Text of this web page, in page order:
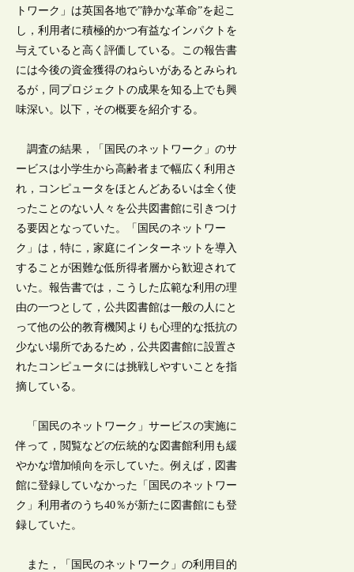
トワーク」は英国各地で”静かな革命”を起こ
し，利用者に積極的かつ有益なインパクトを
与えていると高く評価している。この報告書
には今後の資金獲得のねらいがあるとみられ
るが，同プロジェクトの成果を知る上でも興
味深い。以下，その概要を紹介する。
調査の結果，「国民のネットワーク」のサ
ービスは小学生から高齢者まで幅広く利用さ
れ，コンピュータをほとんどあるいは全く使
ったことのない人々を公共図書館に引きつけ
る要因となっていた。「国民のネットワー
ク」は，特に，家庭にインターネットを導入
することが困難な低所得者層から歓迎されて
いた。報告書では，こうした広範な利用の理
由の一つとして，公共図書館は一般の人にと
って他の公的教育機関よりも心理的な抵抗の
少ない場所であるため，公共図書館に設置さ
れたコンピュータには挑戦しやすいことを指
摘している。
「国民のネットワーク」サービスの実施に
伴って，閲覧などの伝統的な図書館利用も緩
やかな増加傾向を示していた。例えば，図書
館に登録していなかった「国民のネットワー
ク」利用者のうち40％が新たに図書館にも登
録していた。
また，「国民のネットワーク」の利用目的